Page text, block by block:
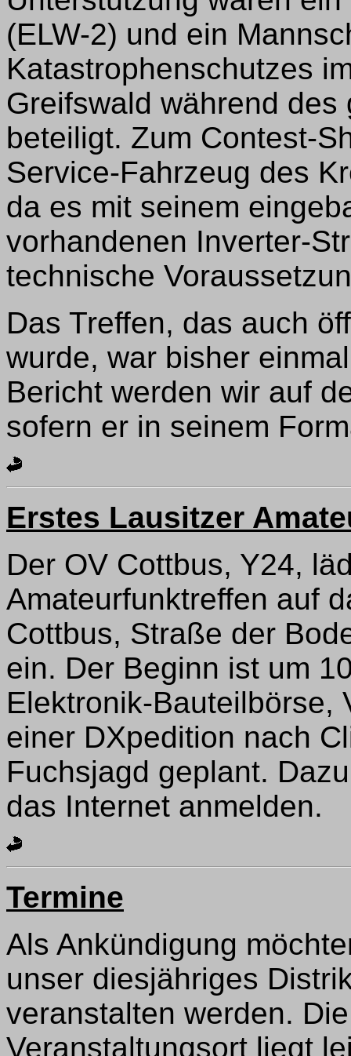
(ELW-2) und ein
Katastrophenschutzes
Greifswald während
beteiligt. Zum Contest-
Service-Fahrzeug des
da es mit seinem
vorhandenen Inverter-
technische
Das Treffen, das auch
wurde, war bisher
Bericht werden wir auf
sofern er in seinem
Erstes Lausitzer
Der OV Cottbus, Y24,
Amateurfunktreffen auf
Cottbus, Straße der
ein. Der Beginn ist um
Elektronik-Bauteilbörse,
einer DXpedition nach
Fuchsjagd geplant.
das Internet anmelden.
Termine
Als Ankündigung
unser diesjähriges
veranstalten werden.
Veranstaltungsort liegt